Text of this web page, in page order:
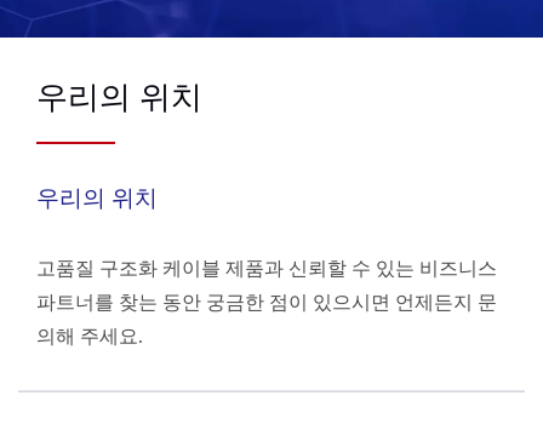
우리의 위치
우리의 위치
고품질 구조화 케이블 제품과 신뢰할 수 있는 비즈니스
파트너를 찾는 동안 궁금한 점이 있으시면 언제든지 문
의해 주세요.